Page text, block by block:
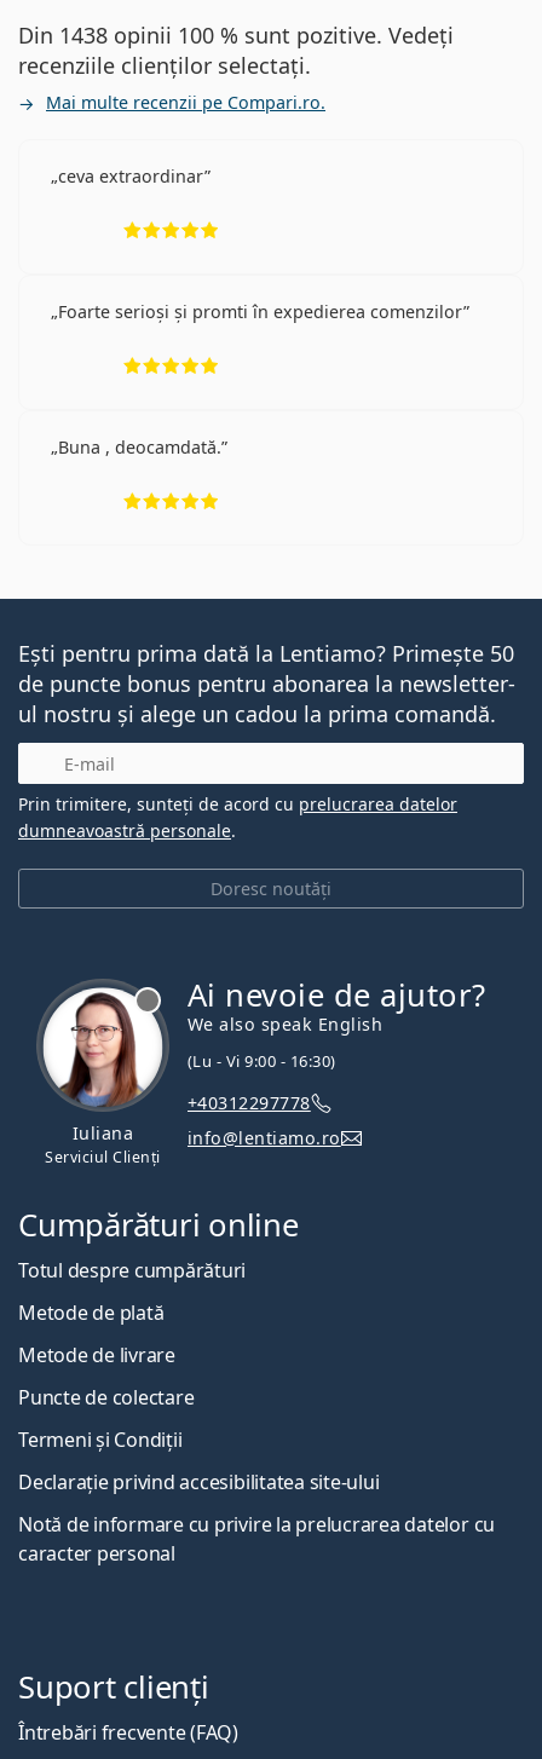
Din 1438 opinii 100 % sunt pozitive. Vedeți
recenziile clienților selectați.
Mai multe recenzii pe Compari.ro.
ceva extraordinar
Foarte serioși și promti în expedierea comenzilor
Buna , deocamdată.
Ești pentru prima dată la Lentiamo? Primește 50
de puncte bonus pentru abonarea la newsletter-
ul nostru și alege un cadou la prima comandă.
E-mail
Doresc noutăți
Prin trimitere, sunteți de acord cu prelucrarea datelor
dumneavoastră personale.
Iuliana
Serviciul Clienți
Ai nevoie de ajutor?
We also speak English
(Lu - Vi 9:00 - 16:30)
+40312297778
info@lentiamo.ro
Cumpărături online
Totul despre cumpărături
Metode de plată
Metode de livrare
Puncte de colectare
Termeni și Condiții
Declarație privind accesibilitatea site-ului
Notă de informare cu privire la prelucrarea datelor cu
caracter personal
Suport clienți
Întrebări frecvente (FAQ)